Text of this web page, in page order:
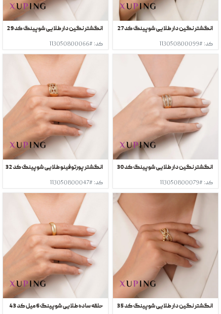
انگشتر نگین دار طلایی شوپینگ کد 27
کد: #113050800099
انگشتر نگین دار طلایی شوپینگ کد 29
کد: #113050800066
انگشتر نگین دار طلایی شوپینگ کد 30
کد: #113050800079
انگشتر پورتوفینو طلایی شوپینگ کد 32
کد: #113050800047
انگشتر نگین دار طلایی شوپینگ کد 35 حلقه ساده طلایی شوپینگ 6 میل کد 43